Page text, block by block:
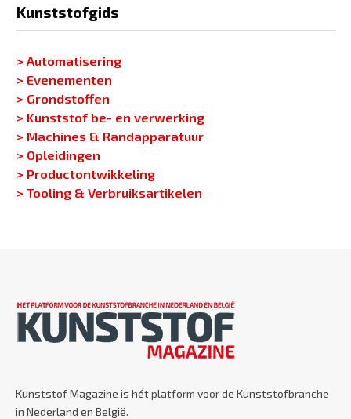
Kunststofgids
> Automatisering
> Evenementen
> Grondstoffen
> Kunststof be- en verwerking
> Machines & Randapparatuur
> Opleidingen
> Productontwikkeling
> Tooling & Verbruiksartikelen
Kunststof Magazine is hét platform voor de Kunststofbranche
in Nederland en België.